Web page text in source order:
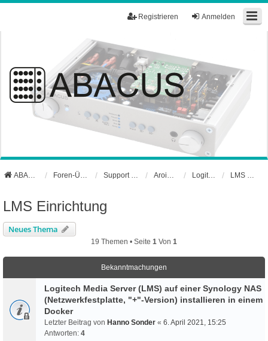
Anmelden
Registrieren
ABACUS Webseite
LMS Einrichtung
Neues Thema
19 Themen • Seite 1 Von 1
Bekanntmachungen
Logitech Media Server (LMS) auf einer Synology NAS
(Netzwerkfestplatte, "+"-Version) installieren in einem
Docker
Letzter Beitrag von Hanno Sonder « 6. April 2021, 15:25
Antworten: 4